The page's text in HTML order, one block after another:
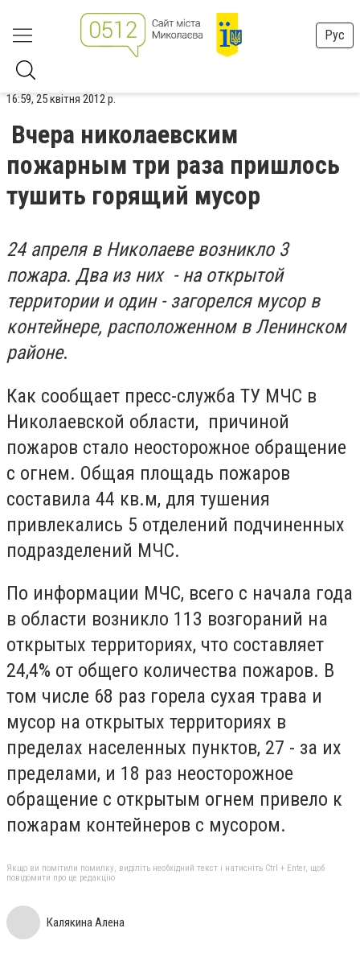
Рус
16:59, 25 квітня 2012 р.
Вчера николаевским
пожарным три раза пришлось
тушить горящий мусор
24 апреля в Николаеве возникло 3
пожара. Два из них - на открытой
территории и один - загорелся мусор в
контейнере, расположенном в Ленинском
районе.
Как сообщает пресс-служба ТУ МЧС в
Николаевской области, причиной
пожаров стало неосторожное обращение
с огнем. Общая площадь пожаров
составила 44 кв.м, для тушения
привлекались 5 отделений подчиненных
подразделений МЧС.
По информации МЧС, всего с начала года
в области возникло 113 возгораний на
открытых территориях, что составляет
24,4% от общего количества пожаров. В
том числе 68 раз горела сухая трава и
мусор на открытых территориях в
пределах населенных пунктов, 27 - за их
пределами, и 18 раз неосторожное
обращение с открытым огнем привело к
пожарам контейнеров с мусором.
Якщо ви помітили помилку, виділіть необхідний текст і натисніть Ctrl + Enter, щоб
повідомити про це редакцію
Калякина Алена